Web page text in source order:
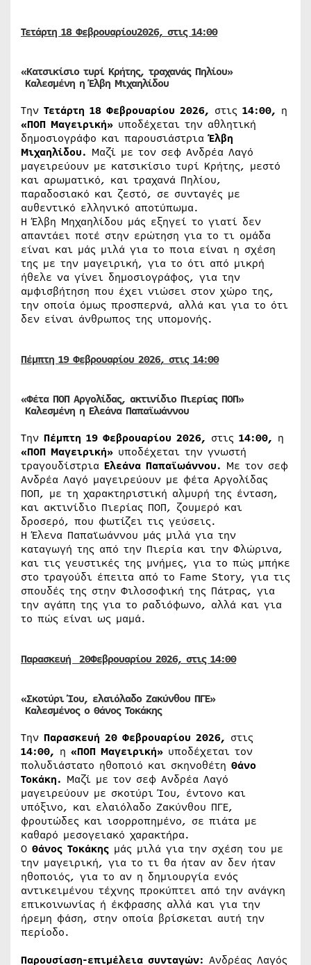
Τετάρτη 18 Φεβρουαρίου2026, στις 14:00
«Κατσικίσιο τυρί Κρήτης, τραχανάς Πηλίου»
Καλεσμένη η Έλβη Μιχαηλίδου
Την Τετάρτη 18 Φεβρουαρίου 2026, στις 14:00, η
«ΠΟΠ Μαγειρική» υποδέχεται την αθλητική
δημοσιογράφο και παρουσιάστριαΈλβη
Μιχαηλίδου. Μαζί με τον σεφ Ανδρέα Λαγό
μαγειρεύουν με κατσικίσιο τυρί Κρήτης, μεστό
και αρωματικό, και τραχανά Πηλίου,
παραδοσιακό και ζεστό, σε συνταγές με
αυθεντικό ελληνικό αποτύπωμα.
Η Έλβη Μηχαηλίδου μάς εξηγεί το γιατί δεν
απαντάει ποτέ στην ερώτηση για το τι ομάδα
είναι και μάς μιλά για το ποια είναι η σχέση
της με την μαγειρική, για το ότι από μικρή
ήθελε να γίνει δημοσιογράφος, για την
αμφισβήτηση που έχει νιώσει στον χώρο της,
την οποία όμως προσπερνά, αλλά και για το ότι
δεν είναι άνθρωπος της υπομονής.
Πέμπτη 19 Φεβρουαρίου 2026, στις 14:00
«Φέτα ΠΟΠ Αργολίδας, ακτινίδιο Πιερίας ΠΟΠ»
Καλεσμένη η Ελεάνα Παπαϊωάννου
Την Πέμπτη 19 Φεβρουαρίου 2026, στις 14:00, η
«ΠΟΠ Μαγειρική» υποδέχεται την γνωστή
τραγουδίστρια Ελεάνα Παπαϊωάννου. Με τον σεφ
Ανδρέα Λαγό μαγειρεύουν με φέτα Αργολίδας
ΠΟΠ, με τη χαρακτηριστική αλμυρή της ένταση,
και ακτινίδιο Πιερίας ΠΟΠ, ζουμερό και
δροσερό, που φωτίζει τις γεύσεις.
Η Έλενα Παπαϊωάννου μάς μιλά για την
καταγωγή της από την Πιερία και την Φλώρινα,
και τις γευστικές της μνήμες, για το πώς μπήκε
στο τραγούδι έπειτα από το Fame Story, για τις
σπουδές της στην Φιλοσοφική της Πάτρας, για
την αγάπη της για το ραδιόφωνο, αλλά και για
το πώς είναι ως μαμά.
Παρασκευή 20Φεβρουαρίου 2026, στις 14:00
«Σκοτύρι Ίου, ελαιόλαδο Ζακύνθου ΠΓΕ»
Καλεσμένος ο Θάνος Τοκάκης
Την Παρασκευή 20 Φεβρουαρίου 2026, στις
14:00, η «ΠΟΠ Μαγειρική» υποδέχεται τον
πολυδιάστατο ηθοποιό και σκηνοθέτη Θάνο
Τοκάκη. Μαζί με τον σεφ Ανδρέα Λαγό
μαγειρεύουν με σκοτύρι Ίου, έντονο και
υπόξινο, και ελαιόλαδο Ζακύνθου ΠΓΕ,
φρουτώδες και ισορροπημένο, σε πιάτα με
καθαρό μεσογειακό χαρακτήρα.
Ο Θάνος Τοκάκης μάς μιλά για την σχέση του με
την μαγειρική, για το τι θα ήταν αν δεν ήταν
ηθοποιός, για το αν η δημιουργία ενός
αντικειμένου τέχνης προκύπτει από την ανάγκη
επικοινωνίας ή έκφρασης αλλά και για την
ήρεμη φάση, στην οποία βρίσκεται αυτή την
περίοδο.
Παρουσίαση-επιμέλεια συνταγών: Ανδρέας Λαγός